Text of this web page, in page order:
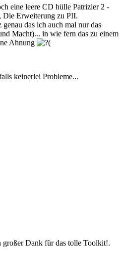
eine leere CD hülle Patrizier 2 -
Die Erweiterung zu PII.
das ich auch mal nur das
Macht)... in wie fern das zu einem
Ahnung
keinerlei Probleme...
großer Dank für das tolle Toolkit!.